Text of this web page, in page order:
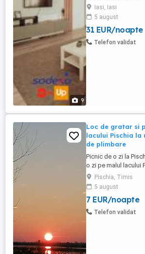
9
de apartamente si
puncte cheie ale
complexe
Mall - Centru -
*Zona Palas Mall -
Iasi, Iasi
5 august
31 EUR/noapte
Telefon validat
Loc de gratar si
lacului Pischia la
de plimbare
Picnic de o zi la
o zi pe malul lacului
Pe malul lacului de la
lac si cu padurea
Vreti sa pregatiti
mancarea pe care
potrivit. Bonus ofer
Pischia, Timis
5 august
7 EUR/noapte
Telefon validat